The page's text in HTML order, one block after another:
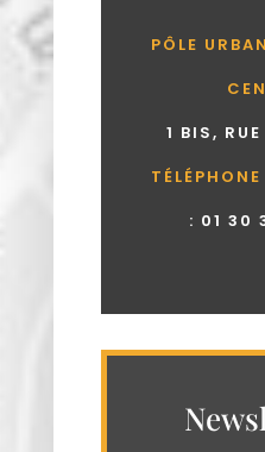
PÔLE
1 BIS,
: 01 30